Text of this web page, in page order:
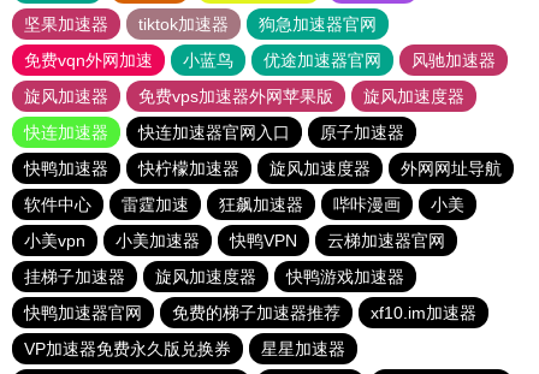
坚果加速器
tiktok加速器
狗急加速器官网
免费vqn外网加速
小蓝鸟 优途加速器官网
风驰加速器
旋风加速器
免费vps加速器外网苹果版
旋风加速度器
快连加速器
快连加速器官网入口
原子加速器
快鸭加速器
快柠檬加速器 旋风加速度器
外网网址导航
软件中心
雷霆加速 狂飙加速器 哔咔漫画
小美
小美vpn
小美加速器 快鸭VPN
云梯加速器官网
挂梯子加速器
旋风加速度器
快鸭游戏加速器
快鸭加速器官网
免费的梯子加速器推荐
xf10.im加速器
VP加速器免费永久版兑换券
星星加速器